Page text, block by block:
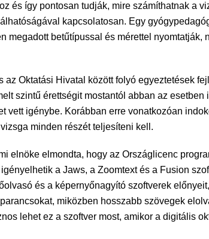
és így pontosan tudják, mire számíthatnak a
kapcsolatosan. Egy
betűtípussal és mérettel nyomtatják,
Oktatási Hivatal között folyó egyeztetések
szintű érettségit mostantól abban az
igénybe. Korábban erre vonatkozóan
minden részét teljesíteni kell.
elnöke elmondta, hogy az Országlicenc
a Jaws, a Zoomtext és a Fusion
és a képernyőnagyító szoftverek
miközben hosszabb szövegek
lehet ez a szoftver most, amikor a digitális